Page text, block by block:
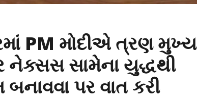
PM મોદીએ ત્રણ મુખ્ય
નેક્સસ સામેના યુદ્ધથી
પર વાત કરી